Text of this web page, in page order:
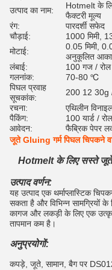
उत्पाद का नाम:
Hotmelt के
फैक्टरी मूल्य
रंग:
पारदर्शी सफेद
चौड़ाई:
1000 मिमी,
मोटाई:
0.05 मिमी,
अनुकूलित
लंबाई:
100 गज / रोल
गलनांक:
70-80 ℃
पिघल प्रवाह
सूचकांक:
200 12 30g
रचना:
एथिलीन
पैकिंग:
100 यार्ड /
आवेदन:
फैब्रिक पेपर
जूते Gluing गर्म पिघल चिपकने
Hotmelt के लिए सस्ते जूते
उत्पाद वर्णन:
यह उत्पाद एक थर्माप्लास्टिक
सकता है और विभिन्न सामग्रियों
कागज और लकड़ी के लिए एक
तापमान कम है।
अनुप्रयोगों:
कपड़े, जूते, सामान, बैग पर